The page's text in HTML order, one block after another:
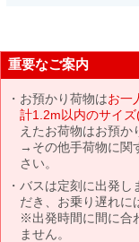
重要なご案内
お預かり荷物はお一
計1.2m以内のサイ
えたお荷物はお預か
→その他手荷物に関
さい。
バスは定刻に出発し
だき、お乗り遅れに
※出発時間に間に合
ません。